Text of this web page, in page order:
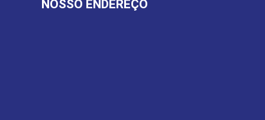
NOSSO ENDEREÇO